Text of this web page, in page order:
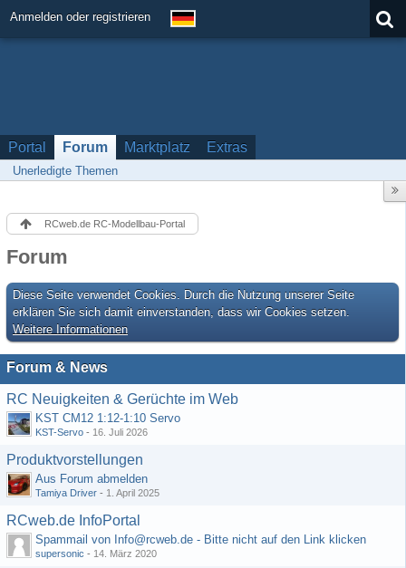
Anmelden oder registrieren
Portal Forum Marktplatz Extras
Unerledigte Themen
RCweb.de RC-Modellbau-Portal
Forum
Diese Seite verwendet Cookies. Durch die Nutzung unserer Seite
erklären Sie sich damit einverstanden, dass wir Cookies setzen.
Weitere Informationen
Forum & News
RC Neuigkeiten & Gerüchte im Web
KST CM12 1:12-1:10 Servo
KST-Servo - 16. Juli 2026
Produktvorstellungen
Aus Forum abmelden
Tamiya Driver - 1. April 2025
RCweb.de InfoPortal
Spammail von Info@rcweb.de - Bitte nicht auf den Link klicken
supersonic - 14. März 2020